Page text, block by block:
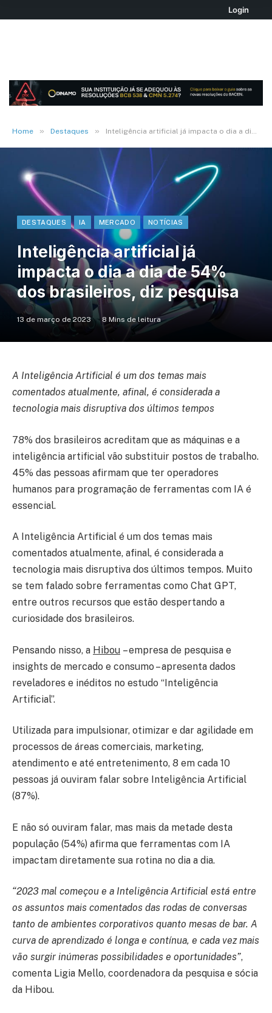
Login
Home » Destaques » Inteligência artificial já impacta o dia a dia de 54% dos brasileiros, diz pesquisa
DESTAQUES IA MERCADO NOTÍCIAS
Inteligência artificial já
impacta o dia a dia de 54%
dos brasileiros, diz pesquisa
13 de março de 2023 8 Mins de leitura
A Inteligência Artificial é um dos temas mais
comentados atualmente, afinal, é considerada a
tecnologia mais disruptiva dos últimos tempos
78% dos brasileiros acreditam que as máquinas e a
inteligência artificial vão substituir postos de trabalho.
45% das pessoas afirmam que ter operadores
humanos para programação de ferramentas com IA é
essencial.
A Inteligência Artificial é um dos temas mais
comentados atualmente, afinal, é considerada a
tecnologia mais disruptiva dos últimos tempos. Muito
se tem falado sobre ferramentas como Chat GPT,
entre outros recursos que estão despertando a
curiosidade dos brasileiros.
Pensando nisso, a Hibou – empresa de pesquisa e
insights de mercado e consumo – apresenta dados
reveladores e inéditos no estudo “Inteligência
Artificial”.
Utilizada para impulsionar, otimizar e dar agilidade em
processos de áreas comerciais, marketing,
atendimento e até entretenimento, 8 em cada 10
pessoas já ouviram falar sobre Inteligência Artificial
(87%).
E não só ouviram falar, mas mais da metade desta
população (54%) afirma que ferramentas com IA
impactam diretamente sua rotina no dia a dia.
“2023 mal começou e a Inteligência Artificial está entre
os assuntos mais comentados das rodas de conversas
tanto de ambientes corporativos quanto mesas de bar. A
curva de aprendizado é longa e contínua, e cada vez mais
vão surgir inúmeras possibilidades e oportunidades”,
comenta Ligia Mello, coordenadora da pesquisa e sócia
da Hibou.